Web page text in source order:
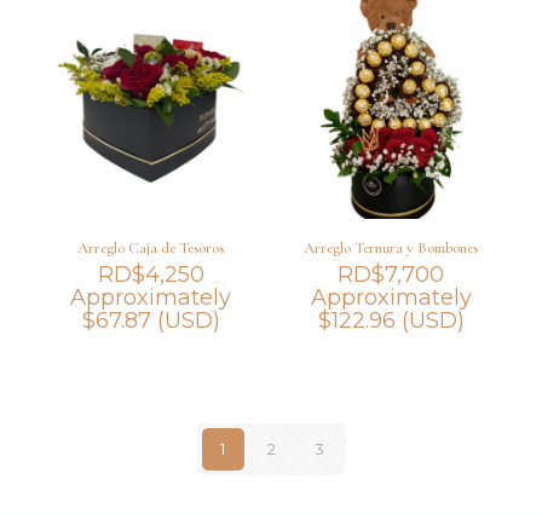
Arreglo Caja de Tesoros
RD$4,250
Approximately
$67.87(USD)
Arreglo Ternura y Bombones
RD$7,700
Approximately
$122.96 (USD)
1 2 3